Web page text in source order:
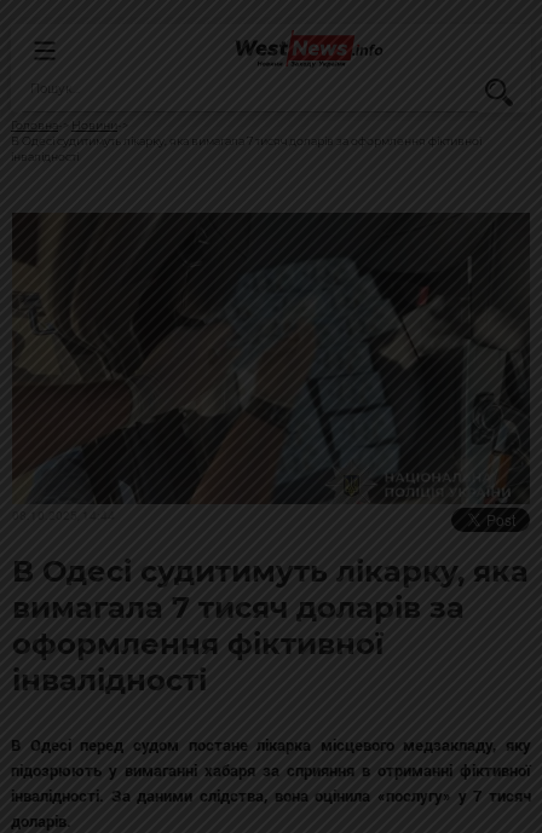
Головна
Новини
В Одесі судитимуть лікарку, яка вимагала 7 тисяч доларів за оформлення фіктивної
інвалідності
В Одесі судитимуть лікарку, яка
вимагала 7 тисяч доларів за
оформлення фіктивної
інвалідності
В Одесі перед судом постане лікарка місцевого медзакладу, яку
підозрюють у вимаганні хабаря за сприяння в отриманні фіктивної
інвалідності. За даними слідства, вона оцінила «послугу» у 7 тисяч
доларів.